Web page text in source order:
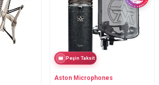
Peşin Taksit
Aston Microphones